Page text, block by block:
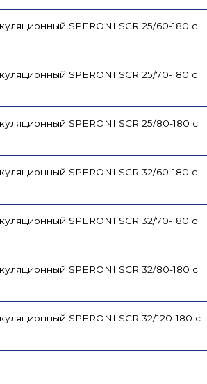
SPERONI SCR 25/60-180 с
SPERONI SCR 25/70-180 с
SPERONI SCR 25/80-180 с
SPERONI SCR 32/60-180 с
SPERONI SCR 32/70-180 с
SPERONI SCR 32/80-180 с
SPERONI SCR 32/120-180 с